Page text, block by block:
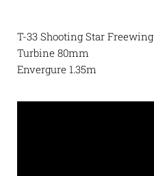
T-33 Shooting Star Freewing
Turbine 80mm
Envergure 1.35m